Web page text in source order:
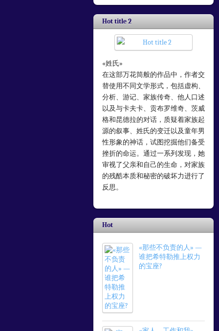
Hot title 2
«姓氏»
在这部万花筒般的作品中，作者交
替使用不同文学形式，包括虚构、
分析、游记、家族传奇、他人口述
以及与卡夫卡、贡布罗维奇、茨威
格和昆德拉的对话，质疑着家族起
源的叙事、姓氏的变迁以及童年男
性形象的神话，试图挖掘他们备受
挫折的命运。通过一系列发现，她
审视了父亲和自己的生命，对家族
的残酷本质和秘密的破坏力进行了
反思。
Hot
«那些不负责的人» —
谁把希特勒推上权力
的宝座?